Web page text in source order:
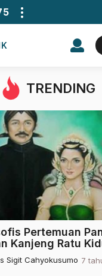
TRENDING
Pertemuan
Kanjeng Ratu
Sigit Cahyokusumo 7